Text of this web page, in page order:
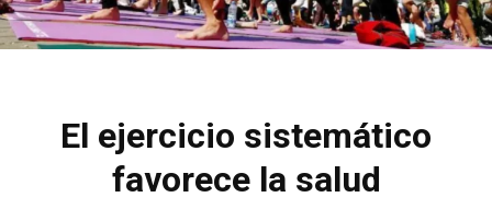
El ejercicio sistemático
favorece la salud